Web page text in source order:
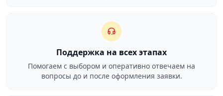
Поддержка на всех этапах
Помогаем с выбором и оперативно отвечаем на
вопросы до и после оформления заявки.